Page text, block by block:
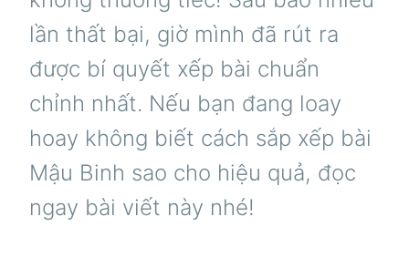
lần thất bại, giờ mình đã rút ra
được bí quyết xếp bài chuẩn
chỉnh nhất. Nếu bạn đang loay
hoay không biết cách sắp xếp bài
Mậu Binh sao cho hiệu quả, đọc
ngay bài viết này nhé!